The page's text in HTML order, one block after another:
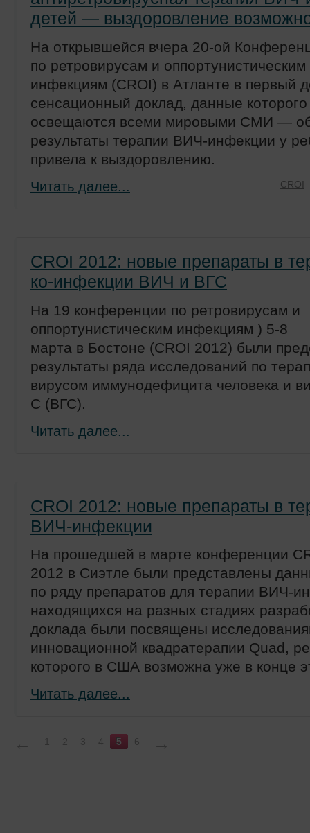
детей — выздоровление
На открывшейся вчера 20-ой
по ретровирусам и оппортунистическим
инфекциям (CROI) в Атланте в первый
сенсационный доклад, данные
освещаются всеми мировыми СМИ —
результаты терапии ВИЧ-инфекции у
привела к выздоровлению.
Читать далее... CROI
CROI 2012: новые препараты в
ко-инфекции ВИЧ и ВГС
На 19 конференции по ретровирусам и
оппортунистическим инфекциям ) 5-8
марта в Бостоне (CROI 2012) были
результаты ряда исследований по
вирусом иммунодефицита человека и
С (ВГС).
Читать далее...
CROI 2012: новые препараты в
ВИЧ-инфекции
На прошедшей в марте конференции
2012 в Сиэтле были представлены
по ряду препаратов для терапии ВИЧ-
находящихся на разных стадиях
доклада были посвящены
инновационной квадратерапии Quad,
которого в США возможна уже в конце
Читать далее...
← 1 2 3 4 5 6 →